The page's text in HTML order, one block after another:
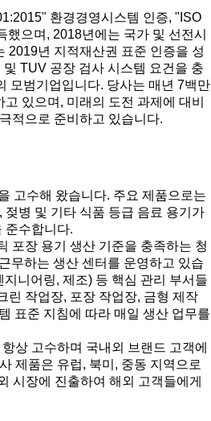
환경경영시스템 인증, "ISO
으며, 2018년에는 국가 및 선전시
2019년 지적재산권 표준 인증을 성
TUV 공장 검사 시스템 요건을 충
모범기업입니다. 당사는 매년 7백만
있으며, 미래의 도전 과제에 대비
적으로 준비하고 있습니다.
고수해 왔습니다. 주요 제품으로는
병 및 기타 식품 등급 음료 용기가
준수합니다.
포장 용기 생산 기준을 충족하는 청
무하는 생산 센터를 운영하고 있습
니어링, 제조) 등 핵심 관리 부서들
린 작업장, 포장 작업장, 금형 제작
표준 지침에 따라 매일 생산 업무를
상 고수하며 국내외 브랜드 고객에
제품은 유럽, 북미, 중동 지역으로
시장에 진출하여 해외 고객들에게